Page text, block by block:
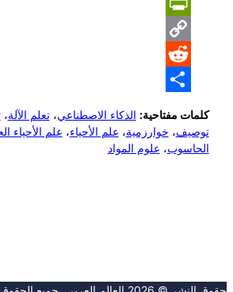
Outlook.com
PrintFriendly
Copy
Link
Reddit
كلمات مفتاحية: الذكاء الاصطناعي،تعلم الآلة،
توصيف، خوارزمية، علم الأحياء، علم الأحياء
الحاسوب، علوم المواد